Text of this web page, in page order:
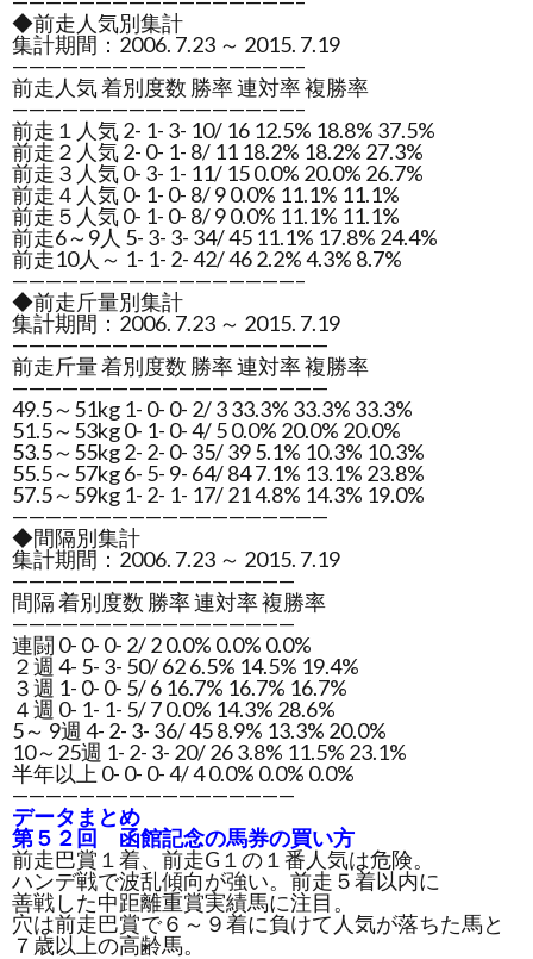
◆前走人気別集計
集計期間：2006. 7.23 ～ 2015. 7.19
—————————————————–
前走人気 着別度数 勝率 連対率 複勝率
—————————————————–
前走１人気 2- 1- 3- 10/ 16 12.5% 18.8% 37.5%
前走２人気 2- 0- 1- 8/ 11 18.2% 18.2% 27.3%
前走３人気 0- 3- 1- 11/ 15 0.0% 20.0% 26.7%
前走４人気 0- 1- 0- 8/ 9 0.0% 11.1% 11.1%
前走５人気 0- 1- 0- 8/ 9 0.0% 11.1% 11.1%
前走6～9人 5- 3- 3- 34/ 45 11.1% 17.8% 24.4%
前走10人～ 1- 1- 2- 42/ 46 2.2% 4.3% 8.7%
—————————————————–
◆前走斤量別集計
集計期間：2006. 7.23 ～ 2015. 7.19
———————————————————
前走斤量 着別度数 勝率 連対率 複勝率
———————————————————
49.5～51kg 1- 0- 0- 2/ 3 33.3% 33.3% 33.3%
51.5～53kg 0- 1- 0- 4/ 5 0.0% 20.0% 20.0%
53.5～55kg 2- 2- 0- 35/ 39 5.1% 10.3% 10.3%
55.5～57kg 6- 5- 9- 64/ 84 7.1% 13.1% 23.8%
57.5～59kg 1- 2- 1- 17/ 21 4.8% 14.3% 19.0%
———————————————————
◆間隔別集計
集計期間：2006. 7.23 ～ 2015. 7.19
—————————————————
間隔 着別度数 勝率 連対率 複勝率
—————————————————
連闘 0- 0- 0- 2/ 2 0.0% 0.0% 0.0%
２週 4- 5- 3- 50/ 62 6.5% 14.5% 19.4%
３週 1- 0- 0- 5/ 6 16.7% 16.7% 16.7%
４週 0- 1- 1- 5/ 7 0.0% 14.3% 28.6%
5～ 9週 4- 2- 3- 36/ 45 8.9% 13.3% 20.0%
10～25週 1- 2- 3- 20/ 26 3.8% 11.5% 23.1%
半年以上 0- 0- 0- 4/ 4 0.0% 0.0% 0.0%
—————————————————
データまとめ
第５２回 函館記念の馬券の買い方
前走巴賞１着、前走G１の１番人気は危険。
ハンデ戦で波乱傾向が強い。前走５着以内に
善戦した中距離重賞実績馬に注目。
穴は前走巴賞で６～９着に負けて人気が落ちた馬と
７歳以上の高齢馬。